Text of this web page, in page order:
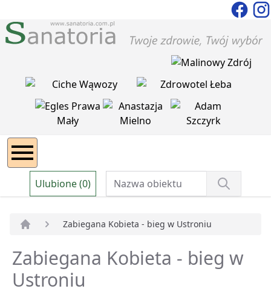
Ulubione (0)
Zabiegana Kobieta - bieg w Ustroniu
Zabiegana Kobieta - bieg w
Ustroniu